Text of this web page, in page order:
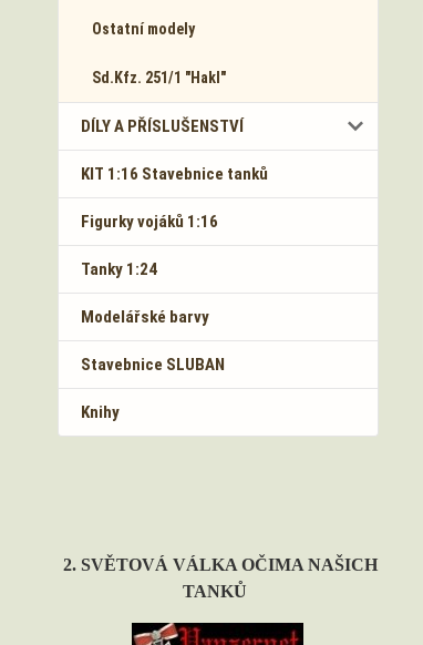
Ostatní modely
Sd.Kfz. 251/1 "Hakl"
DÍLY A PŘÍSLUŠENSTVÍ
KIT 1:16 Stavebnice tanků
Figurky vojáků 1:16
Tanky 1:24
Modelářské barvy
Stavebnice SLUBAN
Knihy
2. SVĚTOVÁ VÁLKA OČIMA NAŠICH
TANKŮ